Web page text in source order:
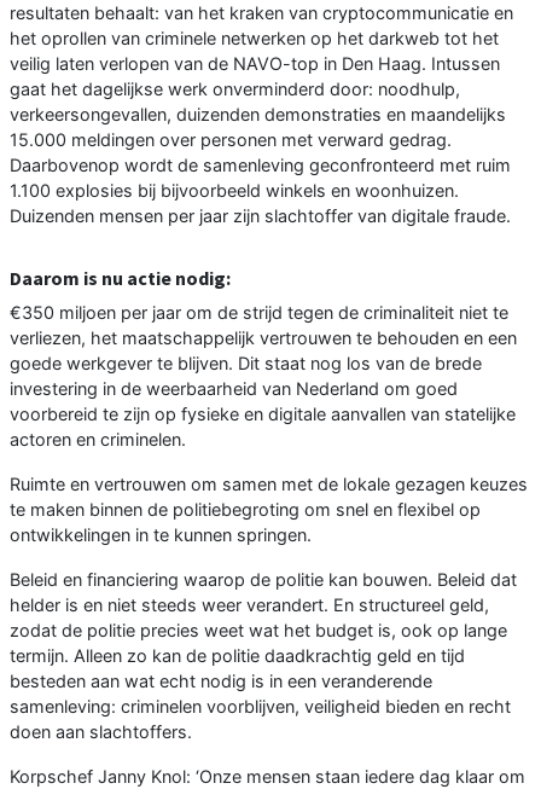
resultaten behaalt: van het kraken van cryptocommunicatie en
het oprollen van criminele netwerken op het darkweb tot het
veilig laten verlopen van de NAVO-top in Den Haag. Intussen
gaat het dagelijkse werk onverminderd door: noodhulp,
verkeersongevallen, duizenden demonstraties en maandelijks
15.000 meldingen over personen met verward gedrag.
Daarbovenop wordt de samenleving geconfronteerd met ruim
1.100 explosies bij bijvoorbeeld winkels en woonhuizen.
Duizenden mensen per jaar zijn slachtoffer van digitale fraude.
Daarom is nu actie nodig:
€350 miljoen per jaar om de strijd tegen de criminaliteit niet te
verliezen, het maatschappelijk vertrouwen te behouden en een
goede werkgever te blijven. Dit staat nog los van de brede
investering in de weerbaarheid van Nederland om goed
voorbereid te zijn op fysieke en digitale aanvallen van statelijke
actoren en criminelen.
Ruimte en vertrouwen om samen met de lokale gezagen keuzes
te maken binnen de politiebegroting om snel en flexibel op
ontwikkelingen in te kunnen springen.
Beleid en financiering waarop de politie kan bouwen. Beleid dat
helder is en niet steeds weer verandert. En structureel geld,
zodat de politie precies weet wat het budget is, ook op lange
termijn. Alleen zo kan de politie daadkrachtig geld en tijd
besteden aan wat echt nodig is in een veranderende
samenleving: criminelen voorblijven, veiligheid bieden en recht
doen aan slachtoffers.
Korpschef Janny Knol: ‘Onze mensen staan iedere dag klaar om